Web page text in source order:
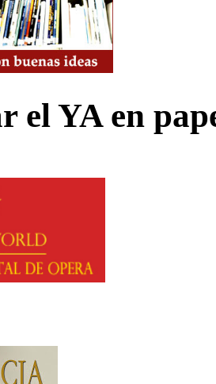
el YA en